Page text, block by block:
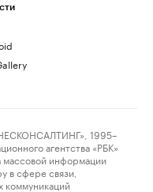
1995–
агентства «РБК»
массовой информации
в сфере связи,
коммуникаций